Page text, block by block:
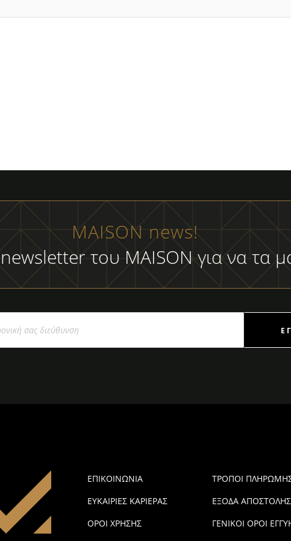
MAISON news!
του MAISON για να τα
ΕΠΙΚΟΙΝΩΝΙΑ
ΕΥΚΑΙΡΙΕΣ ΚΑΡΙΕΡΑΣ
ΟΡΟΙ ΧΡΗΣΗΣ
ΤΡΟΠΟΙ
ΕΞΟΔΑ ΑΠΟΣΤΟΛΗΣ
ΓΕΝΙΚΟΙ ΟΡΟΙ